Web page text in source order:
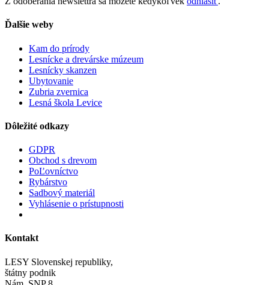
Ďalšie weby
Kam do prírody
Lesnícke a drevárske múzeum
Lesnícky skanzen
Ubytovanie
Zubria zvernica
Lesná škola Levice
Dôležité odkazy
GDPR
Obchod s drevom
PoĽovníctvo
Rybárstvo
Sadbový materiál
Vyhlásenie o prístupnosti
Kontakt
LESY Slovenskej republiky,
štátny podnik